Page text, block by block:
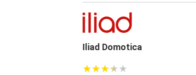
Iliad Domotica
★★★★★
★★★★★